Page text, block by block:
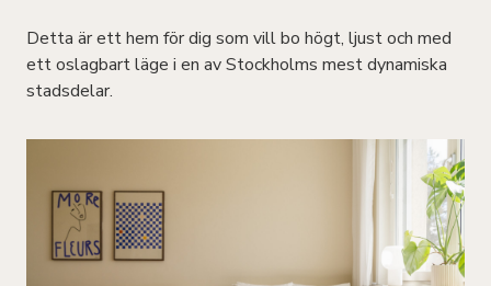
Detta är ett hem för dig som vill bo högt, ljust och med
ett oslagbart läge i en av Stockholms mest dynamiska
stadsdelar.